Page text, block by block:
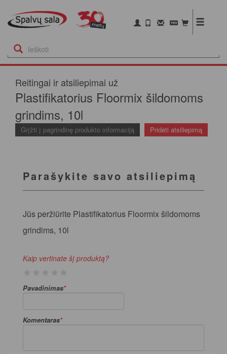
Reitingai ir atsiliepimai už
Plastifikatorius Floormix šildomoms
grindims, 10l
Grįžti į pagrindinę produkto informaciją Pridėti atsiliepimą
Parašykite savo atsiliepimą
Jūs peržiūrite Plastifikatorius Floormix šildomoms
grindims, 10l
Kaip vertinate šį produktą?
Pavadinimas
Komentaras